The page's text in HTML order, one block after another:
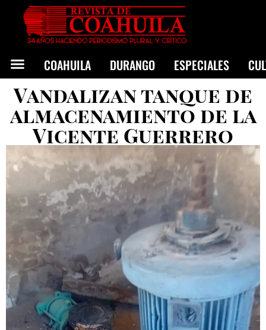
COAHUILA DURANGO ESPECIALES
Vandalizan tanque de
almacenamiento de la
Vicente Guerrero